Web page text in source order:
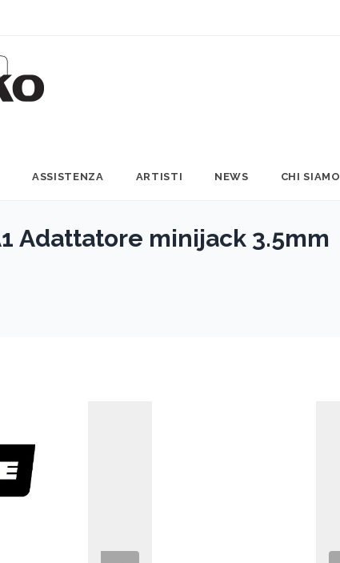
ASSISTENZA ARTISTI NEWS CHI SIAMO
Adattatore minijack 3.5mm